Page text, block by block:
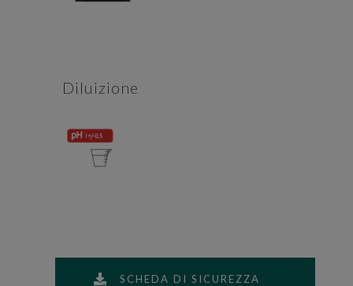
Diluizione
SCHEDA DI SICUREZZA